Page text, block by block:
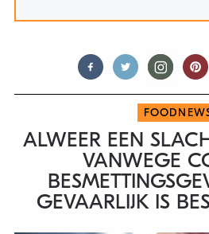
ALWEER EEN
VANWEGE
GEVAARLIJK IS